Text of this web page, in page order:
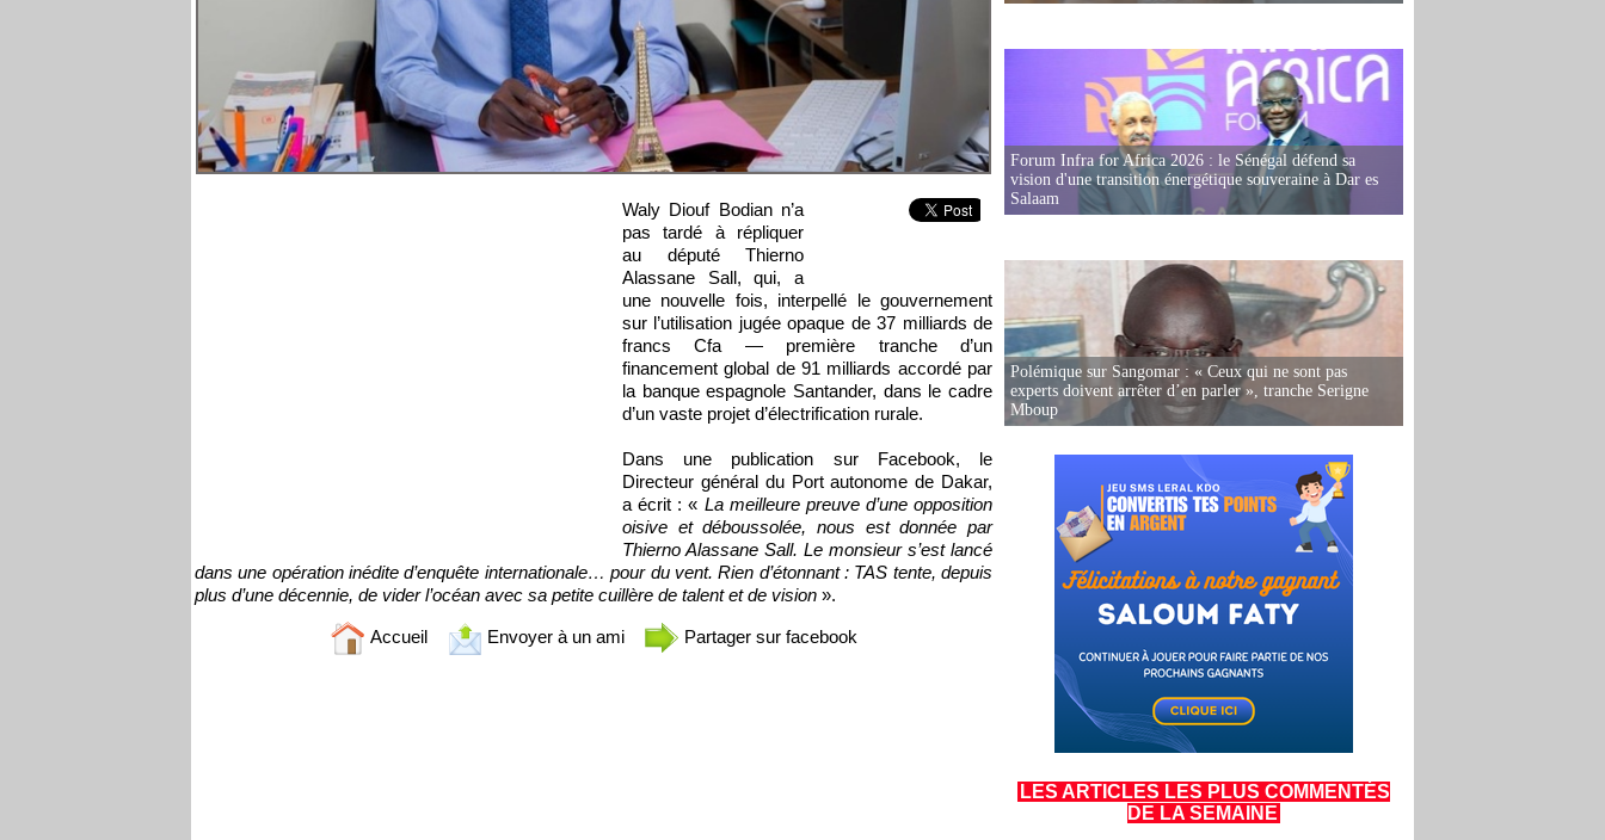
Waly Diouf Bodian n’a
pas tardé à répliquer
au député Thierno
Alassane Sall, qui, a
une nouvelle fois, interpellé le gouvernement
sur l’utilisation jugée opaque de 37 milliards de
francs Cfa — première tranche d’un
financement global de 91 milliards accordé par
la banque espagnole Santander, dans le cadre
d’un vaste projet d’électrification rurale.
Dans une publication sur Facebook, le
Directeur général du Port autonome de Dakar,
a écrit : « La meilleure preuve d’une opposition
oisive et déboussolée, nous est donnée par
Thierno Alassane Sall. Le monsieur s’est lancé
dans une opération inédite d’enquête internationale… pour du vent. Rien d’étonnant : TAS tente, depuis
plus d’une décennie, de vider l’océan avec sa petite cuillère de talent et de vision ».
Accueil Envoyer à un ami Partager sur facebook
Forum Infra for Africa 2026 : le Sénégal défend sa
vision d'une transition énergétique souveraine à Dar es
Salaam
Polémique sur Sangomar : « Ceux qui ne sont pas
experts doivent arrêter d’en parler », tranche Serigne
Mboup
LES ARTICLES LES PLUS COMMENTÉS
DE LA SEMAINE